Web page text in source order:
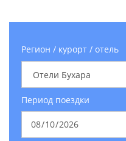
Регион / курорт / отель
Период поездки